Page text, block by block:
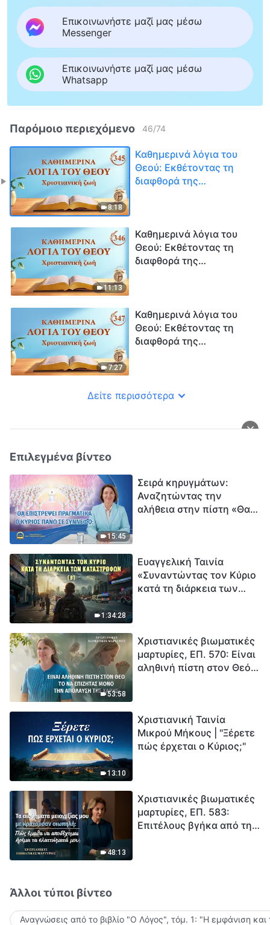
Επικοινωνήστε μαζί μας μέσω
Messenger
Επικοινωνήστε μαζί μας μέσω
Whatsapp
Παρόμοιο περιεχόμενο 46/74
8:18
Καθημερινά λόγια του
Θεού: Εκθέτοντας τη
διαφθορά της
11:13
Καθημερινά λόγια του
Θεού: Εκθέτοντας τη
διαφθορά της
7:27
Καθημερινά λόγια του
Θεού: Εκθέτοντας τη
διαφθορά της
Δείτε περισσότερα
Επιλεγμένα βίντεο
15:45
Σειρά κηρυγμάτων:
Αναζητώντας την
αλήθεια στην πίστη «Θα
1:34:28
Ευαγγελική Ταινία
«Συναντώντας τον Κύριο
κατά τη διάρκεια των
εξαφάνισης». Οι
καταστροφές χτυπούν.
Ξεκινά η αντίστροφη
53:58
Χριστιανικές βιωματικές
μαρτυρίες, ΕΠ. 570: Είναι
αληθινή πίστη στον Θεό
13:10
Χριστιανική Ταινία
Μικρού Μήκους | "Ξέρετε
πώς έρχεται ο Κύριος;"
48:13
Χριστιανικές βιωματικές
μαρτυρίες, ΕΠ. 583:
Επιτέλους βγήκα από τη
Άλλοι τύποι βίντεο
Αναγνώσεις από το βιβλίο "Ο Λόγος", τόμ. 1: "Η εμφάνιση